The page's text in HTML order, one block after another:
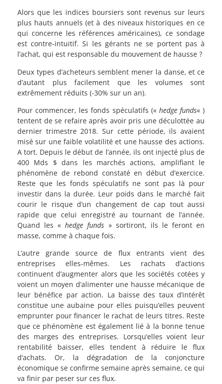
Alors que les indices boursiers sont revenus sur leurs
plus hauts annuels (et à des niveaux historiques en ce
qui concerne les références américaines), ce sondage
est contre-intuitif. Si les gérants ne se portent pas à
l’achat, qui est responsable du mouvement de hausse ?
Deux types d’acheteurs semblent mener la danse, et ce
d’autant plus facilement que les volumes sont
extrêmement réduits (-30% sur un an).
Pour commencer, les fonds spéculatifs (« hedge funds« )
tentent de se refaire après avoir pris une déculottée au
dernier trimestre 2018. Sur cette période, ils avaient
misé sur une faible volatilité et une hausse des actions.
A tort. Depuis le début de l’année, ils ont injecté plus de
400 Mds $ dans les marchés actions, amplifiant le
phénomène de rebond constaté en début d’exercice.
Reste que les fonds spéculatifs ne sont pas là pour
investir dans la durée. Leur poids dans le marché fait
courir le risque d’un changement de cap tout aussi
rapide que celui enregistré au tournant de l’année.
Quand les «hedge funds » sortiront, ils le feront en
masse, comme à chaque fois.
L’autre grande source de flux entrants vient des
entreprises elles-mêmes. Les rachats d’actions
continuent d’augmenter alors que les sociétés cotées y
voient un moyen d’alimenter une hausse mécanique de
leur bénéfice par action. La baisse des taux d’intérêt
constitue une aubaine pour elles puisqu’elles peuvent
emprunter pour financer le rachat de leurs titres. Reste
que ce phénomène est également lié à la bonne tenue
des marges des entreprises. Lorsqu’elles voient leur
rentabilité baisser, elles tendent à réduire le flux
d’achats. Or, la dégradation de la conjoncture
économique se confirme semaine après semaine, ce qui
va finir par peser sur ces flux.